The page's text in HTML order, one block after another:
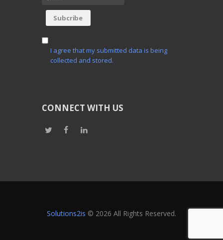
I agree that my submitted data is being
collected and stored.
CONNECT WITH US
Solutions2is © 2026 All Rights Reserved.